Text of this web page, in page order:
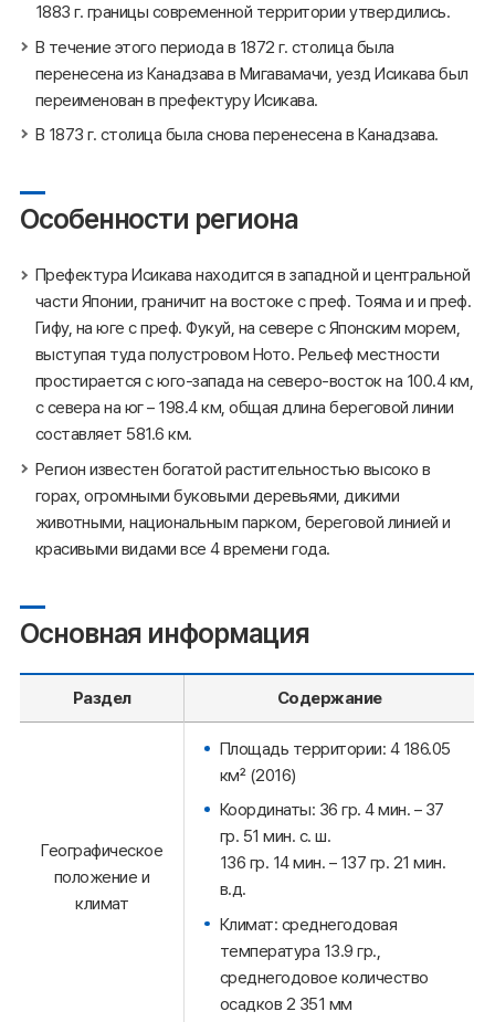
1883 г. границы современной территории утвердились.
В течение этого периода в 1872 г. столица была
перенесена из Канадзава в Мигавамачи, уезд Исикава был
переименован в префектуру Исикава.
В 1873 г. столица была снова перенесена в Канадзава.
Особенности региона
Префектура Исикава находится в западной и центральной
части Японии, граничит на востоке с преф. Тояма и и преф.
Гифу, на юге с преф. Фукуй, на севере с Японским морем,
выступая туда полустровом Ното. Рельеф местности
простирается с юго-запада на северо-восток на 100.4 км,
с севера на юг – 198.4 км, общая длина береговой линии
составляет 581.6 км.
Регион известен богатой растительностью высоко в
горах, огромными буковыми деревьями, дикими
животными, национальным парком, береговой линией и
красивыми видами все 4 времени года.
Основная информация
Раздел Содержание
Географическое
положение и
климат
Площадь территории: 4 186.05
км² (2016)
Координаты: 36 гр. 4 мин. – 37
гр. 51 мин. с. ш.
136 гр. 14 мин. – 137 гр. 21 мин.
в.д.
Климат: среднегодовая
температура 13.9 гр.,
среднегодовое количество
осадков 2 351 мм